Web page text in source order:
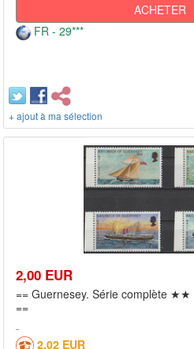
ACHETER
FR - 29***
+ ajout à ma sélection
2,00 EUR
== Guernesey. Série complète
==
2,02 EUR